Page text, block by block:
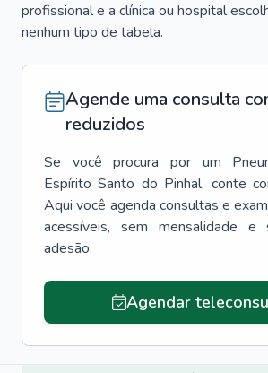
profissional e a clínica ou hospital
nenhum tipo de tabela.
Agende uma consulta
reduzidos
Se você procura por um
Espírito Santo do Pinhal, conte
Aqui você agenda consultas e
acessíveis, sem mensalidade
adesão.
Agendar